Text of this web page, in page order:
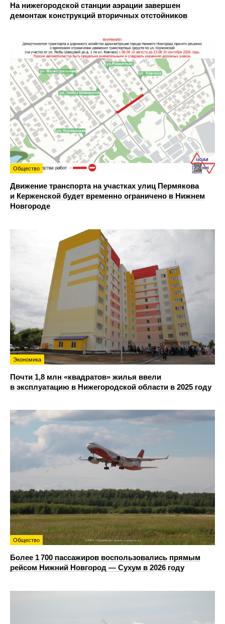
На нижегородской станции аэрации завершен
демонтаж конструкций вторичных отстойников
Общество
Движение транспорта на участках улиц Пермякова
и Керженской будет временно ограничено в Нижнем
Новгороде
Экономика
Почти 1,8 млн «квадратов» жилья ввели
в эксплуатацию в Нижегородской области в 2025 году
Общество
Более 1 700 пассажиров воспользовались прямым
рейсом Нижний Новгород — Сухум в 2026 году